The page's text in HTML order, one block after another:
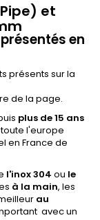
et
en
présents sur la
de la page.
plus de 15 ans
l'europe
en France de
l'inox 304 ou le
à la main, les
au
avec un